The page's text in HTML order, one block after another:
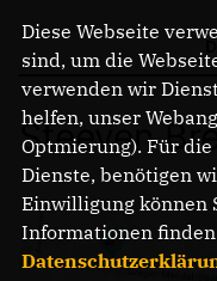
Steeven
Diese Webseite
sind, um die
verwenden wir
helfen, unser
Optmierung). Für
Dienste, benötigen
Einwilligung können
Informationen